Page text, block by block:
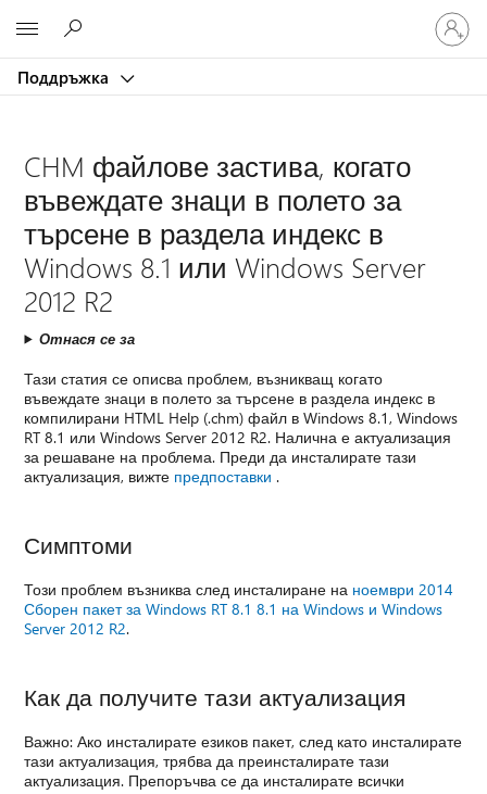
Поддръжка
Влезте
във
вашия
CHM файлове застива, когато
въвеждате знаци в полето за
търсене в раздела индекс в
Windows 8.1 или Windows Server
2012 R2
Отнася се за
Тази статия се описва проблем, възникващ когато
въвеждате знаци в полето за търсене в раздела индекс в
компилирани HTML Help (.chm) файл в Windows 8.1, Windows
RT 8.1 или Windows Server 2012 R2. Налична е актуализация
за решаване на проблема. Преди да инсталирате тази
актуализация, вижте предпоставки .
Симптоми
Този проблем възниква след инсталиране на ноември 2014
Сборен пакет за Windows RT 8.1 8.1 на Windows и Windows
Server 2012 R2.
Как да получите тази актуализация
Важно: Ако инсталирате езиков пакет, след като инсталирате
тази актуализация, трябва да преинсталирате тази
актуализация. Препоръчва се да инсталирате всички